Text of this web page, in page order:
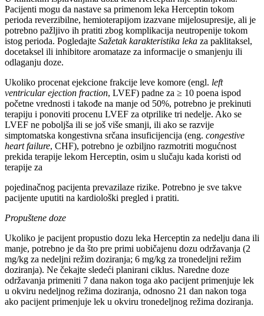
Pacijenti mogu da nastave sa primenom leka Herceptin tokom
perioda reverzibilne, hemioterapijom izazvane mijelosupresije, ali je
potrebno pažljivo ih pratiti zbog komplikacija neutropenije tokom
istog perioda. Pogledajte Sažetak karakteristika leka za paklitaksel,
docetaksel ili inhibitore aromataze za informacije o smanjenju ili
odlaganju doze.
Ukoliko procenat ejekcione frakcije leve komore (engl. left
ventricular ejection fraction, LVEF) padne za ≥ 10 poena ispod
početne vrednosti i takođe na manje od 50%, potrebno je prekinuti
terapiju i ponoviti procenu LVEF za otprilike tri nedelje. Ako se
LVEF ne poboljša ili se još više smanji, ili ako se razvije
simptomatska kongestivna srčana insuficijencija (eng. congestive
heart failure, CHF), potrebno je ozbiljno razmotriti mogućnost
prekida terapije lekom Herceptin, osim u slučaju kada koristi od
terapije za
pojedinačnog pacijenta prevazilaze rizike. Potrebno je sve takve
pacijente uputiti na kardiološki pregled i pratiti.
Propuštene doze
Ukoliko je pacijent propustio dozu leka Herceptin za nedelju dana ili
manje, potrebno je da što pre primi uobičajenu dozu održavanja (2
mg/kg za nedeljni režim doziranja; 6 mg/kg za tronedeljni režim
doziranja). Ne čekajte sledeći planirani ciklus. Naredne doze
održavanja primeniti 7 dana nakon toga ako pacijent primenjuje lek
u okviru nedeljnog režima doziranja, odnosno 21 dan nakon toga
ako pacijent primenjuje lek u okviru tronedeljnog režima doziranja.